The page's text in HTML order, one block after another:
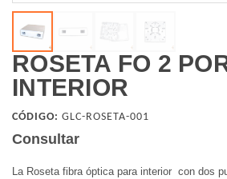
ROSETA FO 2
INTERIOR
CÓDIGO: GLC-ROSETA-001
Consultar
La Roseta fibra óptica para interior con dos